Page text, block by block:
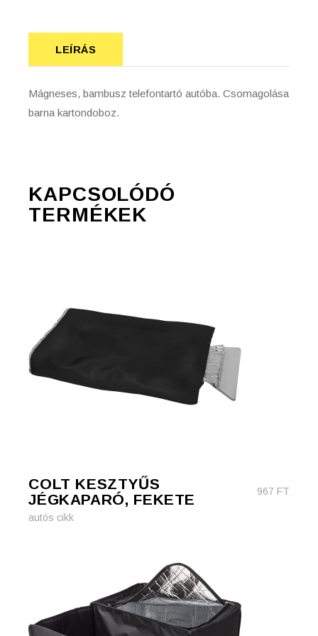
LEÍRÁS
Mágneses, bambusz telefontartó autóba. Csomagolása
barna kartondoboz.
KAPCSOLÓDÓ
TERMÉKEK
COLT KESZTYŰS
JÉGKAPARÓ, FEKETE
967 FT
autós cikk